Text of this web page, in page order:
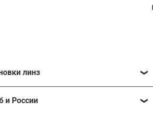
линз
ваших линз поможет
и России